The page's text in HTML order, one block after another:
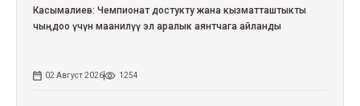
Касымалиев: Чемпионат достукту жана кызматташтыкты
чыңдоо үчүн маанилүү эл аралык аянтчага айланды
02 Август 2026 1254